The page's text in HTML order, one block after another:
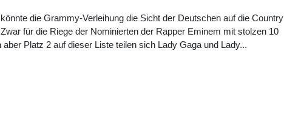
die Grammy-Verleihung die Sicht der Deutschen auf die Country
für die Riege der Nominierten der Rapper Eminem mit stolzen 10
aber Platz 2 auf dieser Liste teilen sich Lady Gaga und Lady...